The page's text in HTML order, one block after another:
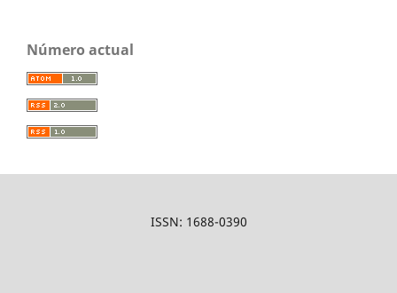
Número actual
ISSN: 1688-0390